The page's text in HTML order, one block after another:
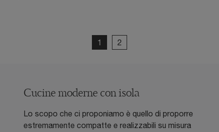
1 2
Cucine moderne con isola
Lo scopo che ci proponiamo è quello di proporre
estremamente compatte e realizzabili su misura